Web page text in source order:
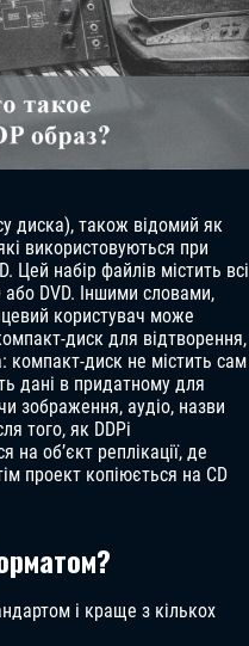
диска), також відомий як
використовуються при
Цей набір файлів містить всі
або DVD. Іншими словами,
користувач може
диск для відтворення,
компакт-диск не містить сам
дані в придатному для
зображення, аудіо, назви
того, як DDPi
на об’єкт реплікації, де
проект копіюється на CD
і краще з кількох